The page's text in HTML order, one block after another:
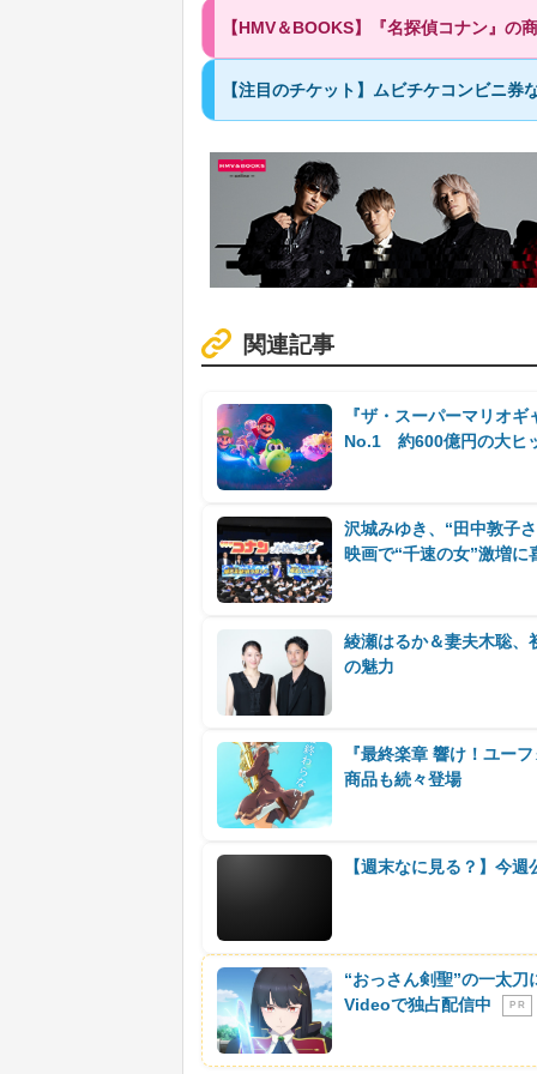
【HMV＆BOOKS】『名探偵コナン』の
【注目のチケット】ムビチケコンビニ券
関連記事
『ザ・スーパーマリオ
No.1 約600億円の大ヒ
沢城みゆき、“田中敦子
映画で“千速の女”激増に
綾瀬はるか＆妻夫木聡
の魅力
『最終楽章 響け！ユー
商品も続々登場
【週末なに見る？】今
“おっさん剣聖”の一太
Videoで独占配信中
P R